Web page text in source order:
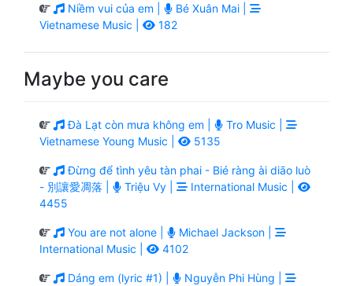
Niềm vui của em |
Bé Xuân Mai |
Vietnamese Music |
182
Maybe you care
Đà Lạt còn mưa không em |
Tro Music |
Vietnamese Young Music |
5135
Đừng để tình yêu tàn phai - Bié ràng ài diāo luò
- 別讓愛凋落 |
Triệu Vy |
International Music |
4455
You are not alone |
Michael Jackson |
International Music |
4102
Dáng em (lyric #1) |
Nguyễn Phi Hùng |